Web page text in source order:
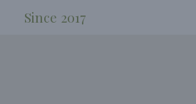
Since 2017